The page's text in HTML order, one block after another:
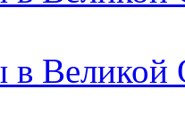
в Великой